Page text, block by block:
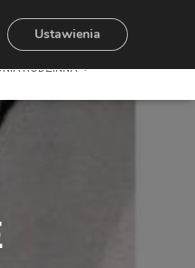
RODZINNA
Ustawienia